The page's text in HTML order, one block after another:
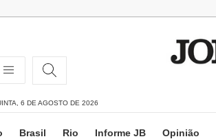
6 DE AGOSTO DE 2026
Brasil Rio Informe JB Opinião